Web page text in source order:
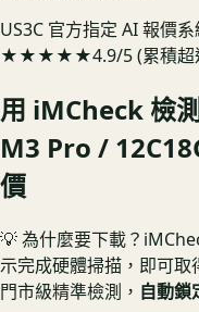
US3C 官方指定 AI 報價
★★★★★4.9/5 (累積
用 iMCheck 檢測
M3 Pro /
價
💡 為什麼要下載？
示完成硬體掃描，即可取
門市級精準檢測， 自動鎖